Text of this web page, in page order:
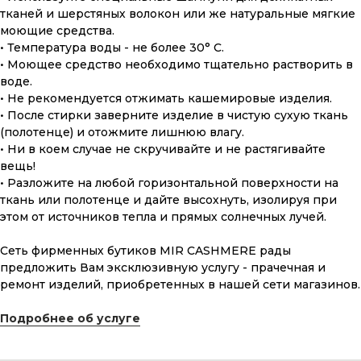
тканей и шерстяных волокон или же натуральные мягкие
моющие средства.
• Температура воды - не более 30° С.
• Моющее средство необходимо тщательно растворить в
воде.
• Не рекомендуется отжимать кашемировые изделия.
• После стирки заверните изделие в чистую сухую ткань
(полотенце) и отожмите лишнюю влагу.
• Ни в коем случае не скручивайте и не растягивайте
вещь!
• Разложите на любой горизонтальной поверхности на
ткань или полотенце и дайте высохнуть, изолируя при
этом от источников тепла и прямых солнечных лучей.
Сеть фирменных бутиков MIR CASHMERE рады
предложить Вам эксклюзивную услугу - прачечная и
ремонт изделий, приобретенных в нашей сети магазинов.
Подробнее об услуге
ПОДАРОЧНАЯ КАРТА
Что может быть лучше подарка,
сделанного с любовью, теплом
и рассчитанного на долгие годы?
КУПИТЬ КАРТУ
Скидка 10% за подписку